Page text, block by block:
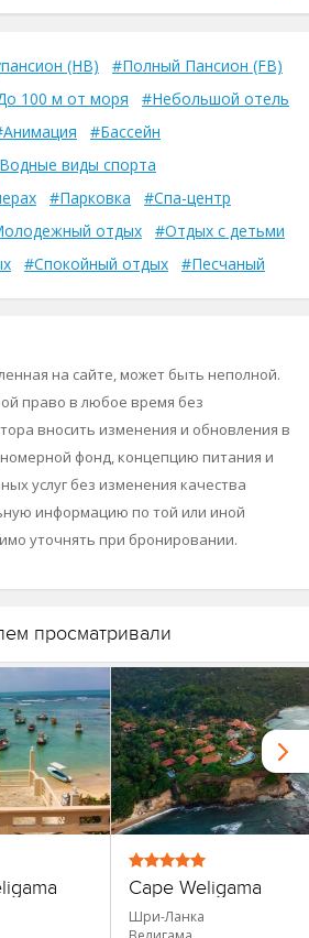
(HB)
#Полный Пансион (FB)
100 м от моря
#Небольшой отель
#Бассейн
виды спорта
#Парковка
#Спа-центр
отдых
#Отдых с детьми
#Спокойный отдых #Песчаный
на сайте, может быть неполной.
право в любое время без
вносить изменения и обновления в
номерной фонд, концепцию питания и
услуг без изменения качества
информацию по той или иной
уточнять при бронировании.
просматривали
Cape Weligama
Шри-Ланка